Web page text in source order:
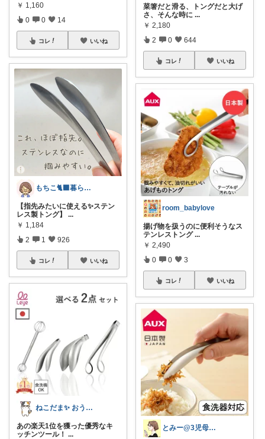
￥ 1,160
0 0 14
コレ いいね
もちこ🐈‍⬛暮らしのお気に入り🌷
【指先みたいに使える✨ステン
レス製トング】
...
￥ 1,184
2 1 926
コレ いいね
ねこだま✨ おうち時間充実ROOM🐾
あの楽天1位を獲った優秀なキ
ッチンツール！ ...
菜箸だと滑る、トングだと大げ
さ、そんな時に ...
￥ 2,180
2 0 644
コレ いいね
room_babylove
揚げ物を扱うのに便利そうなス
テンレストング ...
￥ 2,490
0 0 3
コレ いいね
とみー@3児母の部屋⭐️